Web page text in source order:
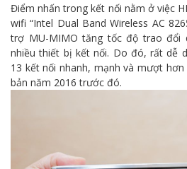
Điểm nhấn trong kết nối nằm ở việc
wifi “Intel Dual Band Wireless AC
trợ MU-MIMO tăng tốc độ trao đổi
nhiều thiết bị kết nối. Do đó, rất dễ
13 kết nối nhanh, mạnh và mượt
bản năm 2016 trước đó.